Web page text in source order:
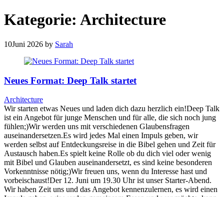
Kategorie: Architecture
10Juni 2026 by Sarah
Neues Format: Deep Talk startet
Architecture
Wir starten etwas Neues und laden dich dazu herzlich ein!Deep Talk
ist ein Angebot für junge Menschen und für alle, die sich noch jung
fühlen;)Wir werden uns mit verschiedenen Glaubensfragen
auseinandersetzen.Es wird jedes Mal einen Impuls geben, wir
werden selbst auf Entdeckungsreise in die Bibel gehen und Zeit für
Austausch haben.Es spielt keine Rolle ob du dich viel oder wenig
mit Bibel und Glauben auseinandersetzt, es sind keine besonderen
Vorkenntnisse nötig;)Wir freuen uns, wenn du Interesse hast und
vorbeischaust!Der 12. Juni um 19.30 Uhr ist unser Starter-Abend.
Wir haben Zeit uns und das Angebot kennenzulernen, es wird einen